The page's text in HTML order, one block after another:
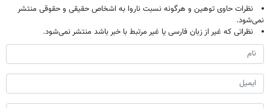
نظرات حاوی توهین و هرگونه نسبت ناروا به اشخاص حقیقی و حقوقی منتشر
نمی‌شود.
نظراتی که غیر از زبان فارسی یا غیر مرتبط با خبر باشد منتشر نمی‌شود.